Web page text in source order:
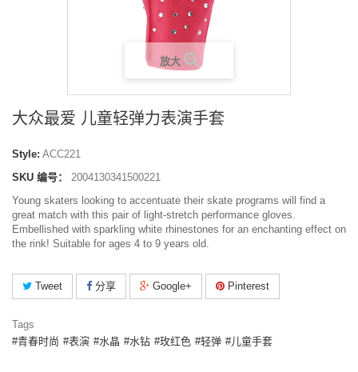
放大
大众最爱 儿童轻弹力表演手套
Style: ACC221
SKU 编号：
2004130341500221
Young skaters looking to accentuate their skate programs will find a
great match with this pair of light-stretch performance gloves.
Embellished with sparkling white rhinestones for an enchanting effect on
the rink! Suitable for ages 4 to 9 years old.
Tweet 分享 Google+ Pinterest
Tags
青春时尚
表演 水晶 水钻 玫红色 轻弹 儿童手套